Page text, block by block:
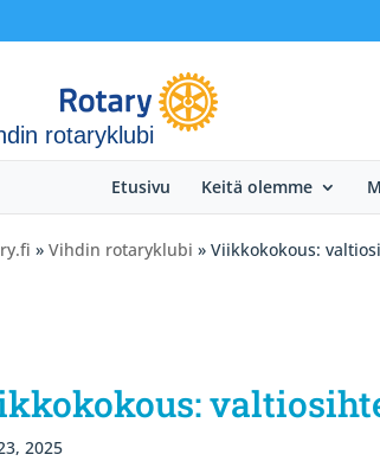
rotaryklubi
Etusivu Keitä olemme
» Vihdin rotaryklubi » Viikkokokous:
2025